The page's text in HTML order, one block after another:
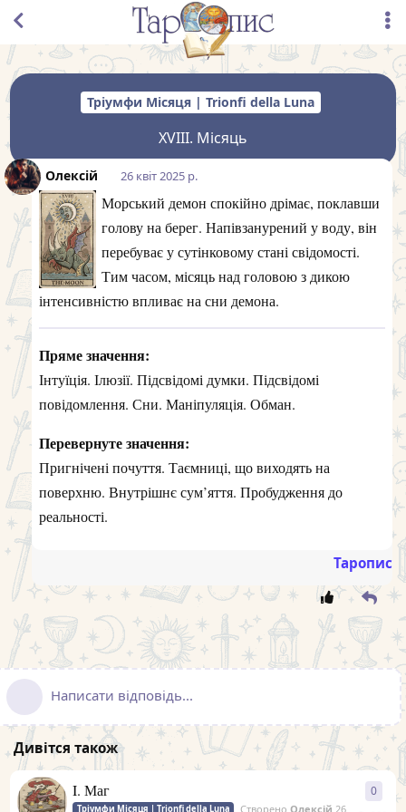
Тріумфи Місяця | Trionfi della Luna
XVIII. Місяць
Олексій 26 квiт 2025 р.
Морський демон спокійно дрімає, поклавши
голову на берег. Напівзанурений у воду, він
перебуває у сутінковому стані свідомості.
Тим часом, місяць над головою з дикою
інтенсивністю впливає на сни демона.
Пряме значення:
Інтуїція. Ілюзії. Підсвідомі думки. Підсвідомі
повідомлення. Сни. Маніпуляція. Обман.
Перевернуте значення:
Пригнічені почуття. Таємниці, що виходять на
поверхню. Внутрішнє сум’яття. Пробудження до
реальності.
Таропис
Написати відповідь...
Дивітся також
I. Маг
Тріумфи Місяця | Trionfi della Luna СтвореноОлексій 26 квiт 2025 р.
0